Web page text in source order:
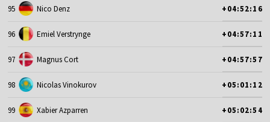
95 Nico Denz +04:52:16
96 Emiel Verstrynge +04:57:11
97 Magnus Cort +04:57:57
98 Nicolas Vinokurov +05:01:12
99 Xabier Azparren +05:02:54